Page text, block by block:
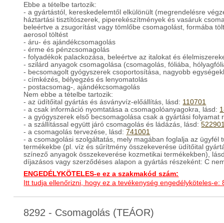
Ebbe a tételbe tartozik:
- a gyártástól, kereskedelemtől elkülönült (megrendelésre
háztartási tisztítószerek, piperekészítmények és vasáruk
beleértve a zsugorítást vagy tömlőbe csomagolást, formába
aerosol töltést
- áru- és ajándékcsomagolás
- érme és pénzcsomagolás
- folyadékok palackozása, beleértve az italokat és
- szilárd anyagok csomagolása (csomagolás, fóliába,
- becsomagolt gyógyszerek csoportosítása, nagyobb
- címkézés, bélyegzés és lenyomatolás
- postacsomag-, ajándékcsomagolás
Nem ebbe a tételbe tartozik:
- az üdítőital gyártás és ásványvíz-előállítás, lásd: 110701
- a csak információ nyomtatása a csomagolóanyagokra, lásd:
- a gyógyszerek első becsomagolása csak a gyártási
- a szállítással együtt járó csomagolás és ládázás, lásd:
- a csomagolás tervezése, lásd:741001
- a csomagolási szolgáltatás, mely magában foglalja az
termékekbe (pl. víz és sűrítmény összekeverése üdítőital
színező anyagok összekeverése kozmetikai termékekben),
díjazásos vagy szerződéses alapon a gyártás részeként: C
ENGEDÉLYKÖTELES-e ez a szakmakód szám:
Itt tudja ellenőrizni, hogy ez a tevékenység engedélyköteles-e:
8292 - Csomagolás (TEÁOR)